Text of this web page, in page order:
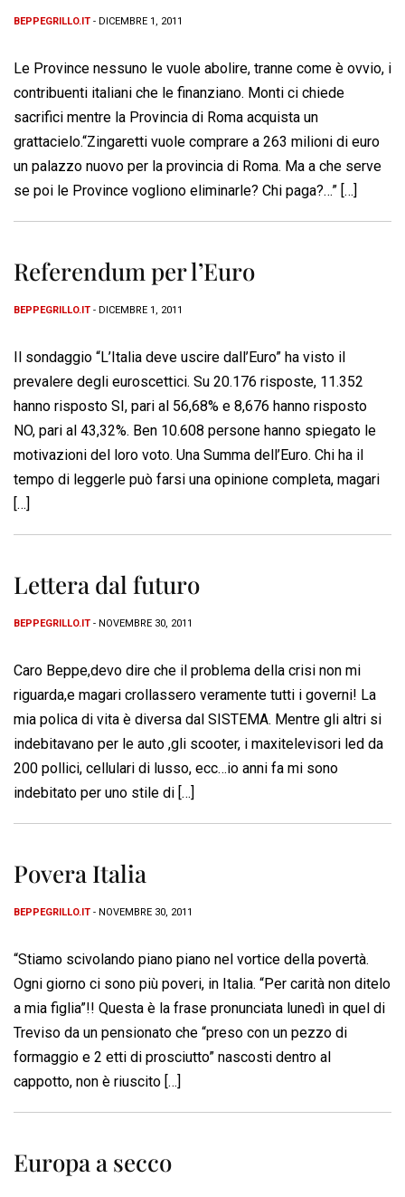
BEPPEGRILLO.IT - DICEMBRE 1, 2011
Le Province nessuno le vuole abolire, tranne come è ovvio, i
contribuenti italiani che le finanziano. Monti ci chiede
sacrifici mentre la Provincia di Roma acquista un
grattacielo.“Zingaretti vuole comprare a 263 milioni di euro
un palazzo nuovo per la provincia di Roma. Ma a che serve
se poi le Province vogliono eliminarle? Chi paga?…” […]
Referendum per l’Euro
BEPPEGRILLO.IT - DICEMBRE 1, 2011
Il sondaggio “L’Italia deve uscire dall’Euro” ha visto il
prevalere degli euroscettici. Su 20.176 risposte, 11.352
hanno risposto SI, pari al 56,68% e 8,676 hanno risposto
NO, pari al 43,32%. Ben 10.608 persone hanno spiegato le
motivazioni del loro voto. Una Summa dell’Euro. Chi ha il
tempo di leggerle può farsi una opinione completa, magari
[…]
Lettera dal futuro
BEPPEGRILLO.IT - NOVEMBRE 30, 2011
Caro Beppe,devo dire che il problema della crisi non mi
riguarda,e magari crollassero veramente tutti i governi! La
mia polica di vita è diversa dal SISTEMA. Mentre gli altri si
indebitavano per le auto ,gli scooter, i maxitelevisori led da
200 pollici, cellulari di lusso, ecc…io anni fa mi sono
indebitato per uno stile di […]
Povera Italia
BEPPEGRILLO.IT - NOVEMBRE 30, 2011
“Stiamo scivolando piano piano nel vortice della povertà.
Ogni giorno ci sono più poveri, in Italia. “Per carità non ditelo
a mia figlia”!! Questa è la frase pronunciata lunedì in quel di
Treviso da un pensionato che “preso con un pezzo di
formaggio e 2 etti di prosciutto” nascosti dentro al
cappotto, non è riuscito […]
Europa a secco